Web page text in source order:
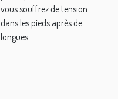
vous souffrez de tension
dans les pieds après de
longues...